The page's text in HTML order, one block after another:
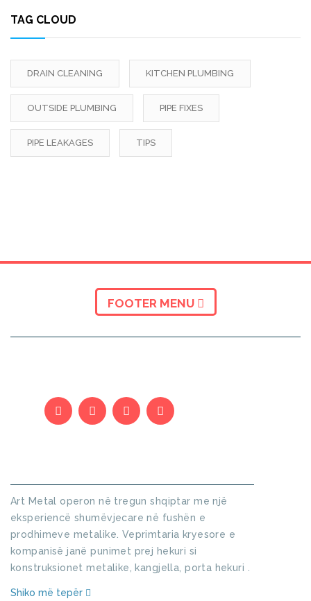
TAG CLOUD
DRAIN CLEANING KITCHEN PLUMBING
OUTSIDE PLUMBING PIPE FIXES
PIPE LEAKAGES TIPS
FOOTER MENU
Art Metal operon në tregun shqiptar me një
eksperiencë shumëvjecare në fushën e
prodhimeve metalike. Veprimtaria kryesore e
kompanisë janë punimet prej hekuri si
konstruksionet metalike, kangjella, porta hekuri .
Shiko më tepër